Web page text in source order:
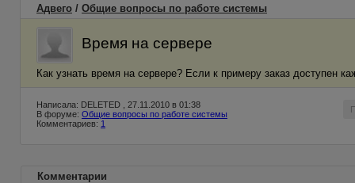
Адвего / Общие вопросы по работе системы
Время на сервере
Как узнать время на сервере? Если к примеру заказ доступен
Написала: DELETED , 27.11.2010 в 01:38
В форуме: Общие вопросы по работе системы
Комментариев: 1
Комментарии